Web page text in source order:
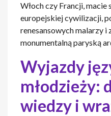
Włoch czy Francji,
europejskiej cywilizacji,
renesansowych malarzy i
monumentalną paryską
Wyjazdy
młodzieży:
wiedzy i